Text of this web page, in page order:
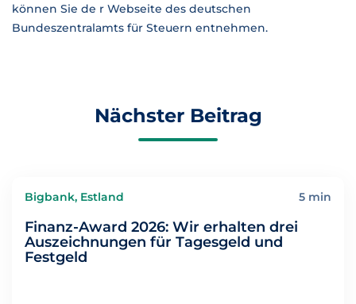
können Sie de r Webseite des deutschen
Bundeszentralamts für Steuern entnehmen.
Nächster Beitrag
Bigbank, Estland 5 min
Finanz-Award 2026: Wir erhalten drei
Auszeichnungen für Tagesgeld und
Festgeld